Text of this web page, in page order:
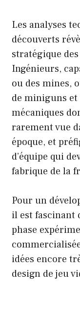
Les analyses
découverts
stratégique
Ingénieurs,
ou des mines,
de miniguns et
mécaniques
rarement vue
époque, et
d’équipe qui
fabrique de la
Pour un
il est fascinant
phase
idées encore
design de jeu